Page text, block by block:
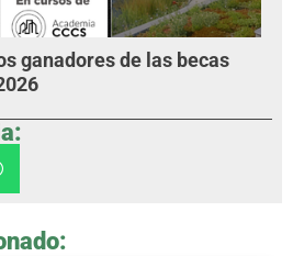
ganadores de las becas